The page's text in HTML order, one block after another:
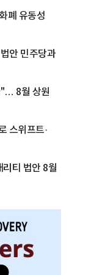
폐 유동성
안 민주당과
"… 8월 상원
스위프트·
티 법안 8월